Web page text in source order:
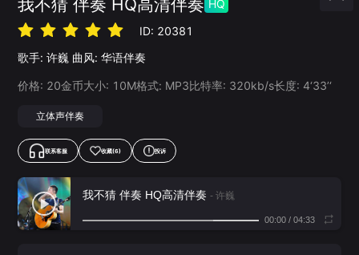
我不猜 伴奏 HQ高清伴奏 HQ
ID: 20381
歌手: 许巍 曲风: 华语伴奏
价格: 20金币大小: 10M格式: MP3比特率: 320kb/s长度: 4‘33’‘
立体声伴奏
联系客服 收藏(6) 投诉
我不猜 伴奏 HQ高清伴奏 - 许巍
00:00/ 04:33